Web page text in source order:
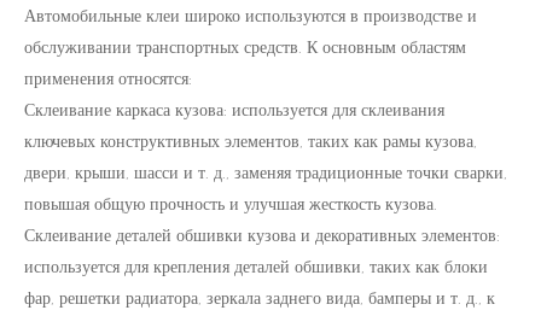
Автомобильные клеи широко используются в производстве и
обслуживании транспортных средств. К основным областям
применения относятся:
Склеивание каркаса кузова: используется для склеивания
ключевых конструктивных элементов, таких как рамы кузова,
двери, крыши, шасси и т. д., заменяя традиционные точки сварки,
повышая общую прочность и улучшая жесткость кузова.
Склеивание деталей обшивки кузова и декоративных элементов:
используется для крепления деталей обшивки, таких как блоки
фар, решетки радиатора, зеркала заднего вида, бамперы и т. д., к